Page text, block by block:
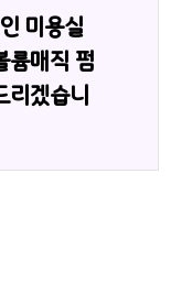
미용실
륨매직 펌
리겠습니